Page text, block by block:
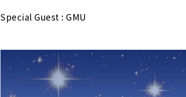
Special Guest : GMU